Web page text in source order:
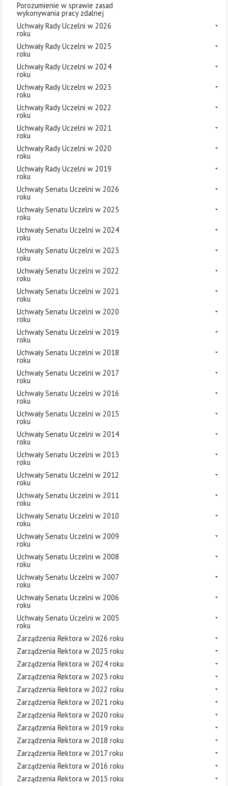
Porozumienie w sprawie zasad
wykonywania pracy zdalnej
Uchwały Rady Uczelni w 2026
roku
Uchwały Rady Uczelni w 2025
roku
Uchwały Rady Uczelni w 2024
roku
Uchwały Rady Uczelni w 2023
roku
Uchwały Rady Uczelni w 2022
roku
Uchwały Rady Uczelni w 2021
roku
Uchwały Rady Uczelni w 2020
roku
Uchwały Rady Uczelni w 2019
roku
Uchwały Senatu Uczelni w 2026
roku
Uchwały Senatu Uczelni w 2025
roku
Uchwały Senatu Uczelni w 2024
roku
Uchwały Senatu Uczelni w 2023
roku
Uchwały Senatu Uczelni w 2022
roku
Uchwały Senatu Uczelni w 2021
roku
Uchwały Senatu Uczelni w 2020
roku
Uchwały Senatu Uczelni w 2019
roku
Uchwały Senatu Uczelni w 2018
roku
Uchwały Senatu Uczelni w 2017
roku
Uchwały Senatu Uczelni w 2016
roku
Uchwały Senatu Uczelni w 2015
roku
Uchwały Senatu Uczelni w 2014
roku
Uchwały Senatu Uczelni w 2013
roku
Uchwały Senatu Uczelni w 2012
roku
Uchwały Senatu Uczelni w 2011
roku
Uchwały Senatu Uczelni w 2010
roku
Uchwały Senatu Uczelni w 2009
roku
Uchwały Senatu Uczelni w 2008
roku
Uchwały Senatu Uczelni w 2007
roku
Uchwały Senatu Uczelni w 2006
roku
Uchwały Senatu Uczelni w 2005
roku
Zarządzenia Rektora w 2026 roku
Zarządzenia Rektora w 2025 roku
Zarządzenia Rektora w 2024 roku
Zarządzenia Rektora w 2023 roku
Zarządzenia Rektora w 2022 roku
Zarządzenia Rektora w 2021 roku
Zarządzenia Rektora w 2020 roku
Zarządzenia Rektora w 2019 roku
Zarządzenia Rektora w 2018 roku
Zarządzenia Rektora w 2017 roku
Zarządzenia Rektora w 2016 roku
Zarządzenia Rektora w 2015 roku